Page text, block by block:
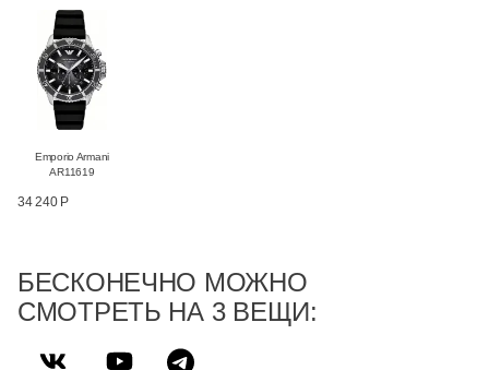
Emporio Armani
AR11619
34 240 Р
БЕСКОНЕЧНО МОЖНО
СМОТРЕТЬ НА 3 ВЕЩИ: